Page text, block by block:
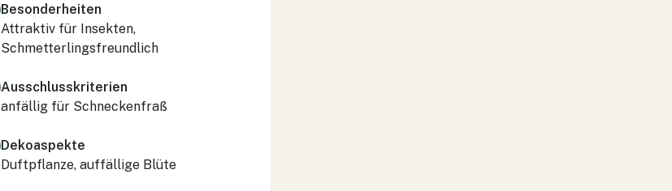
Besonderheiten
Attraktiv für Insekten,
Schmetterlingsfreundlich
Ausschlusskriterien
anfällig für Schneckenfraß
Dekoaspekte
Duftpflanze, auffällige Blüte